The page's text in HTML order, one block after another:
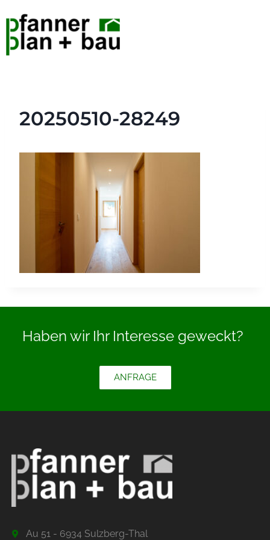
20250510-28249
Haben wir Ihr Interesse geweckt?
ANFRAGE
Au 51 - 6934 Sulzberg-Thal